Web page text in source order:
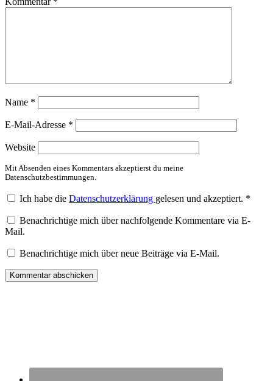
Name *
E-Mail-Adresse *
Website
Mit Absenden eines Kommentars akzeptierst du meine
Datenschutzbestimmungen.
Ich habe die Datenschutzerklärung gelesen und akzeptiert. *
Benachrichtige mich über nachfolgende Kommentare via E-
Mail.
Benachrichtige mich über neue Beiträge via E-Mail.